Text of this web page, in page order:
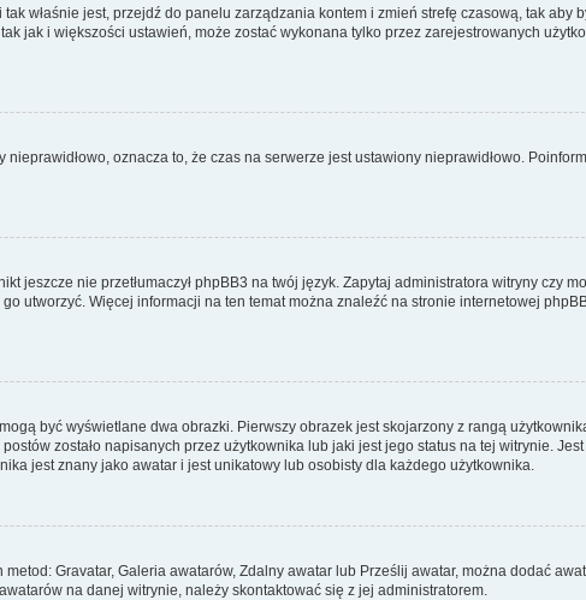
właśnie jest, przejdź do panelu zarządzania kontem i zmień strefę czasową, tak aby
jak i większości ustawień, może zostać wykonana tylko przez zarejestrowanych
oznacza to, że czas na serwerze jest ustawiony nieprawidłowo.
jeszcze nie przetłumaczył phpBB3 na twój język. Zapytaj administratora witryny czy
utworzyć. Więcej informacji na ten temat można znaleźć na stronie internetowej
być wyświetlane dwa obrazki. Pierwszy obrazek jest skojarzony z rangą
zostało napisanych przez użytkownika lub jaki jest jego status na tej witrynie.
jest znany jako awatar i jest unikatowy lub osobisty dla każdego użytkownika.
Gravatar, Galeria awatarów, Zdalny awatar lub Prześlij awatar, można dodać
na danej witrynie, należy skontaktować się z jej administratorem.